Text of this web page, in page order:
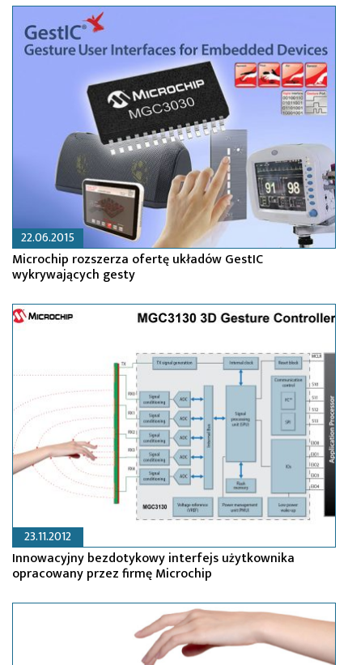
22.06.2015
Microchip rozszerza ofertę układów GestIC
wykrywających gesty
23.11.2012
Innowacyjny bezdotykowy interfejs użytkownika
opracowany przez firmę Microchip